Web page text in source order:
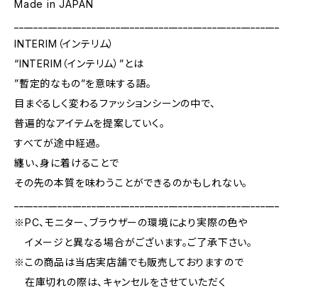
Made in JAPAN
INTERIM（インテリム）
“INTERIM（インテリム）”とは
”暫定的なもの”を意味する語。
目まぐるしく変わるファッションシーンの中で、
普遍的なアイテムを提案していく。
すべてが途中経過。
纏い、身に着けることで
その先の本質を味わうことができるのかもしれない。
※PC、モニター、ブラウザーの環境により実際の色や
イメージと異なる場合がございます。ご了承下さい。
※この商品は当店実店舗でも販売しておりますので
在庫切れの際は、キャンセルをさせていただく